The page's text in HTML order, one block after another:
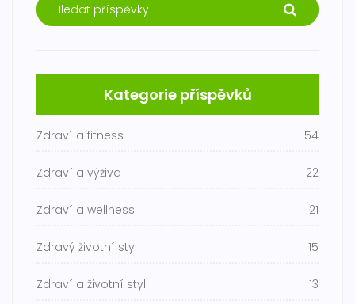
Kategorie příspěvků
Zdraví a fitness 54
Zdraví a výživa 22
Zdraví a wellness 21
Zdravý životní styl 15
Zdraví a životní styl 13